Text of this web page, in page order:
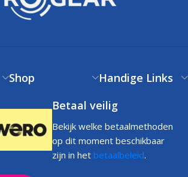
Shop
Handige Links
Betaal veilig
Bekijk welke betaalmethoden
op dit moment beschikbaar
zijn in het betaalbeleid.